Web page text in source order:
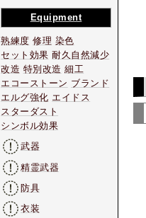
Equipment
熟練度 修理 染色
セット効果 耐久自然減少
改造 特別改造 細工
エコーストーン ブランド
エルグ強化 エイドス
スターダスト
シンボル効果
武器
精霊武器
防具
衣装